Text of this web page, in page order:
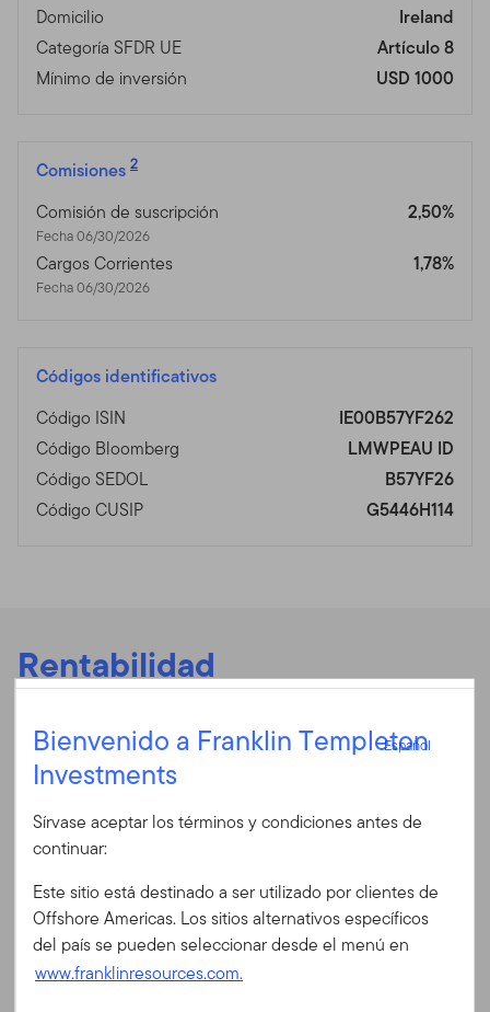
Iniciar sesión
ID de usuario
Contraseña
Domicilio
Ireland
Categoría SFDR UE
Artículo 8
Mínimo de inversión
USD 1000
Comisiones 2
Comisión de suscripción
Fecha 06/30/2026
2,50%
Cargos Corrientes
Fecha 06/30/2026
1,78%
Códigos identificativos
Código ISIN
IE00B57YF262
Código Bloomberg
LMWPEAU ID
Código SEDOL
B57YF26
Código CUSIP
G5446H114
Rentabilidad
Rentabilidad anualizada
Rentabilidad anualizada
Rentabilidad anualizada
Fecha 06/30/2026
Mensual
Trimestral
Chart
Bienvenido a Franklin Templeton
Investments
Español
Sírvase aceptar los términos y condiciones antes de
continuar:
Este sitio está destinado a ser utilizado por clientes de
Offshore Americas. Los sitios alternativos específicos
del país se pueden seleccionar desde el menú en
www.franklinresources.com.